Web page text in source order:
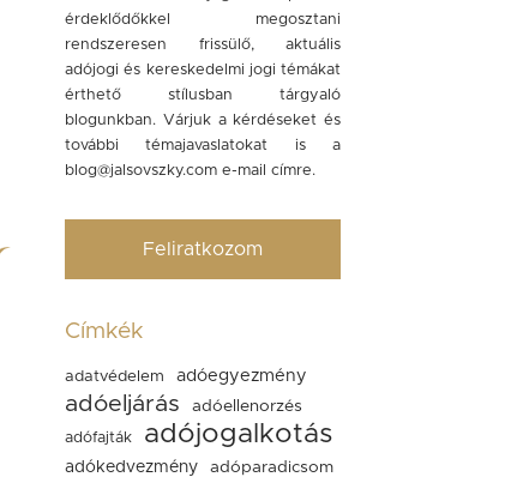
érdeklődőkkel megosztani
rendszeresen frissülő, aktuális
adójogi és kereskedelmi jogi témákat
érthető stílusban tárgyaló
blogunkban. Várjuk a kérdéseket és
további témajavaslatokat is a
blog@jalsovszky.com e-mail címre.
Feliratkozom
Címkék
adatvédelem adóegyezmény
adóeljárás adóellenorzés
adófajták adójogalkotás
adókedvezmény adóparadicsom